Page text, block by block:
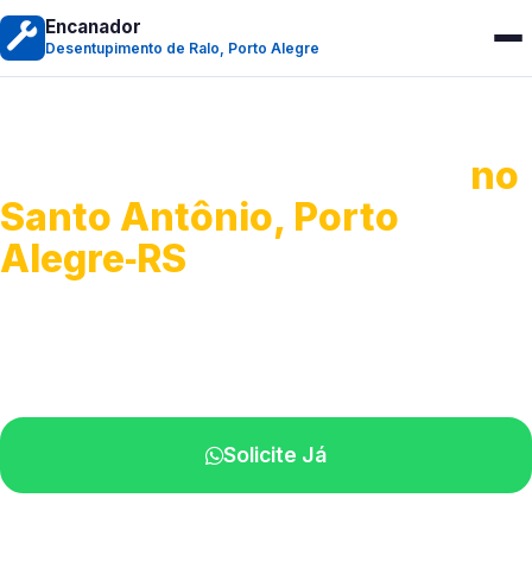
Encanador
Desentupimento de Ralo, Porto Alegre
no
Santo Antônio, Porto
Alegre‑RS
Solicite Já